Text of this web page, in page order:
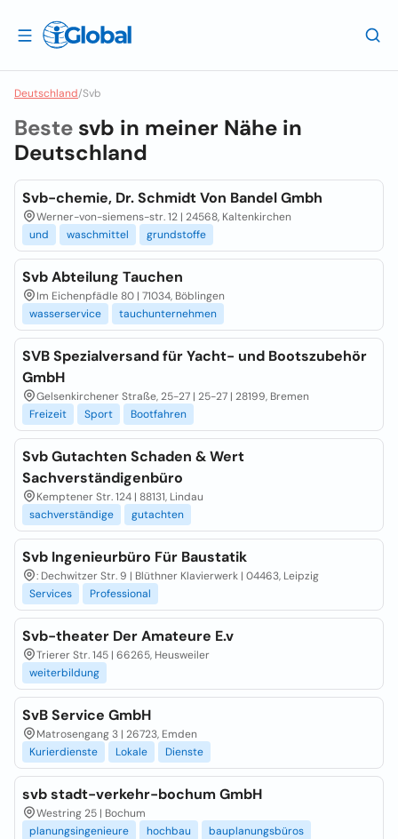
Deutschland/Svb
Beste svb in meiner Nähe in
Deutschland
Svb-chemie, Dr. Schmidt Von Bandel Gmbh
Werner-von-siemens-str. 12 | 24568, Kaltenkirchen
und
waschmittel grundstoffe
Svb Abteilung Tauchen
Im Eichenpfädle 80 | 71034, Böblingen
wasserservice
tauchunternehmen
SVB Spezialversand für Yacht- und Bootszubehör
GmbH
Gelsenkirchener Straße, 25-27 | 25-27 | 28199, Bremen
Freizeit
Sport Bootfahren
Svb Gutachten Schaden & Wert
Sachverständigenbüro
Kemptener Str. 124 | 88131, Lindau
sachverständige
gutachten
Svb Ingenieurbüro Für Baustatik
: Dechwitzer Str. 9 | Blüthner Klavierwerk | 04463, Leipzig
Services
Professional
Svb-theater Der Amateure E.v
Trierer Str. 145 | 66265, Heusweiler
weiterbildung
SvB Service GmbH
Matrosengang 3 | 26723, Emden
Kurierdienste
Lokale Dienste
svb stadt-verkehr-bochum GmbH
Westring 25 | Bochum
planungsingenieure
hochbau bauplanungsbüros